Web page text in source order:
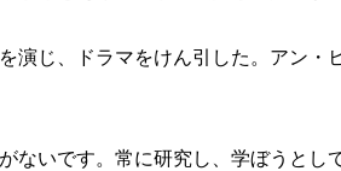
演じ、ドラマをけん引した。アン
ないです。常に研究し、学ぼうと